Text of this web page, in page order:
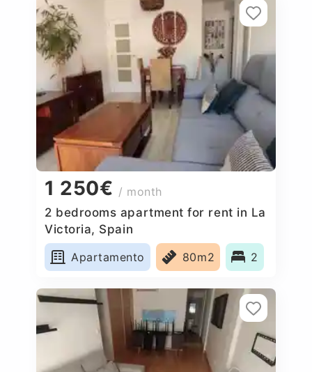
1 250€ / month
2 bedrooms apartment for rent in La
Victoria, Spain
Apartamento
80m2 2